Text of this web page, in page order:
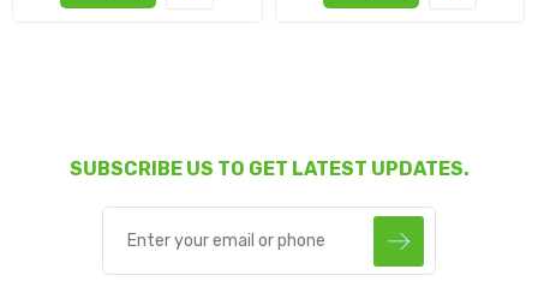
SUBSCRIBE US TO GET LATEST UPDATES.